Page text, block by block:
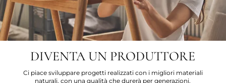
DIVENTA UN PRODUTTORE
Ci piace sviluppare progetti realizzati con i migliori materiali
naturali, con una qualità che durerà per generazioni.